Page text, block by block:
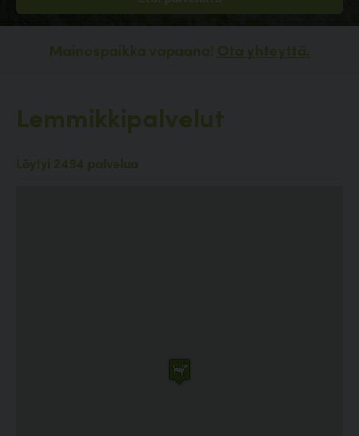
Mainospaikka vapaana! Ota yhteyttä.
Lemmikkipalvelut
Löytyi 2494 palvelua